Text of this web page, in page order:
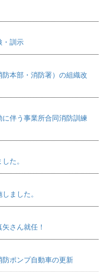
・訓示
本部・消防署）の組織改
伴う事業所合同消防訓練
た。
ました。
さん就任！
ポンプ自動車の更新